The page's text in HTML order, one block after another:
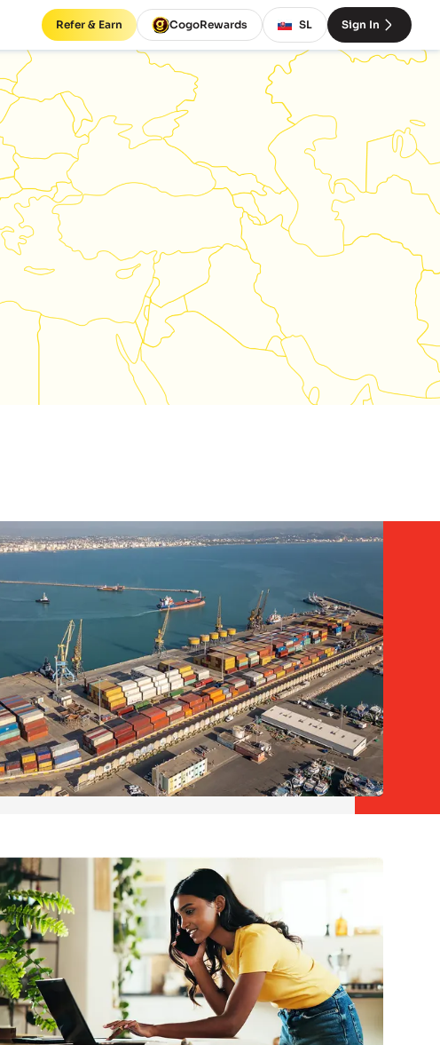
Refer & Earn CogoRewards SL Sign In